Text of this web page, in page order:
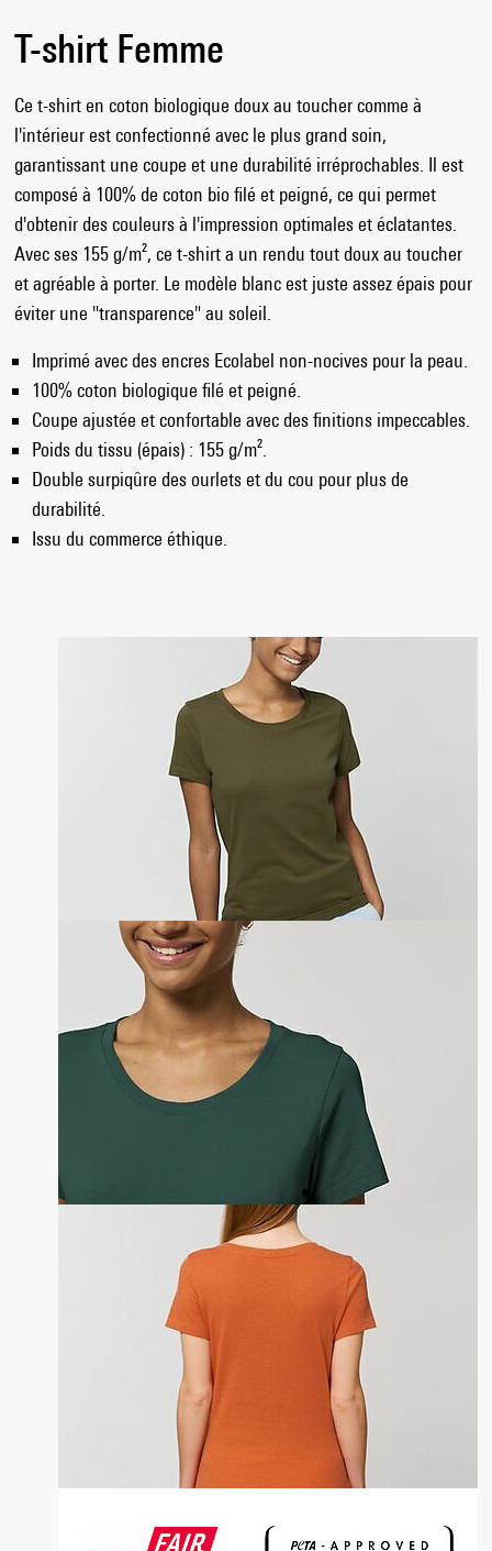
T-shirt Femme
Ce t-shirt en coton biologique doux au toucher comme à
l'intérieur est confectionné avec le plus grand soin,
garantissant une coupe et une durabilité irréprochables. Il est
composé à 100% de coton bio filé et peigné, ce qui permet
d'obtenir des couleurs à l'impression optimales et éclatantes.
Avec ses 155 g/m², ce t-shirt a un rendu tout doux au toucher
et agréable à porter. Le modèle blanc est juste assez épais pour
éviter une "transparence" au soleil.
Imprimé avec des encres Ecolabel non-nocives pour la peau.
100% coton biologique filé et peigné.
Coupe ajustée et confortable avec des finitions impeccables.
Poids du tissu (épais) : 155 g/m².
Double surpiqûre des ourlets et du cou pour plus de
durabilité.
Issu du commerce éthique.